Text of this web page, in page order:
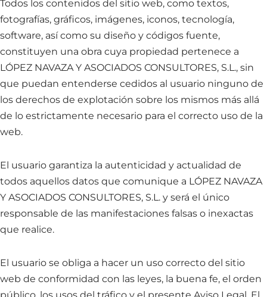
Todos los contenidos del sitio web, como textos,
fotografías, gráficos, imágenes, iconos, tecnología,
software, así como su diseño y códigos fuente,
constituyen una obra cuya propiedad pertenece a
LÓPEZ NAVAZA Y ASOCIADOS CONSULTORES, S.L., sin
que puedan entenderse cedidos al usuario ninguno de
los derechos de explotación sobre los mismos más allá
de lo estrictamente necesario para el correcto uso de la
web.
El usuario garantiza la autenticidad y actualidad de
todos aquellos datos que comunique a LÓPEZ NAVAZA
Y ASOCIADOS CONSULTORES, S.L. y será el único
responsable de las manifestaciones falsas o inexactas
que realice.
El usuario se obliga a hacer un uso correcto del sitio
web de conformidad con las leyes, la buena fe, el orden
público, los usos del tráfico y el presente Aviso Legal. El